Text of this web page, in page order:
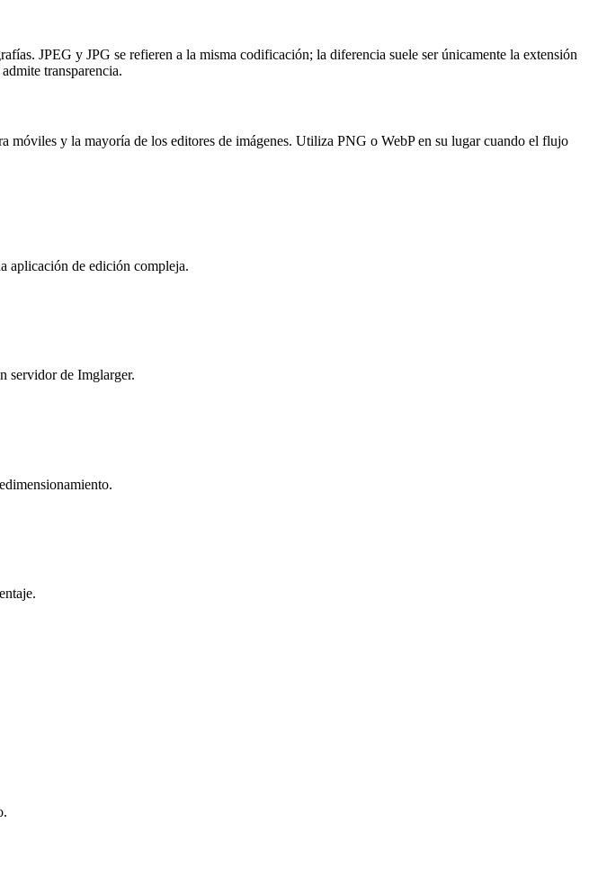
JPEG y JPG se refieren a la misma codificación; la diferencia suele ser únicamente la extensión
transparencia.
móviles y la mayoría de los editores de imágenes. Utiliza PNG o WebP en su lugar cuando el flujo
aplicación de edición compleja.
servidor de Imglarger.